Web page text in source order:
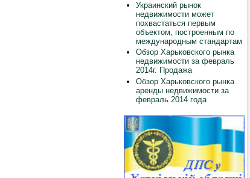
Украинский рынок
недвижимости может
похвастаться первым
объектом, построенным по
международным стандартам
Обзор Харьковского рынка
недвижимости за февраль
2014г. Продажа
Обзор Харьковского рынка
аренды недвижимости за
февраль 2014 года